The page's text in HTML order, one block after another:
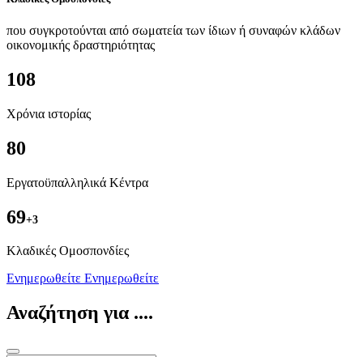
που συγκροτούνται από σωματεία των ίδιων ή συναφών κλάδων
οικονομικής δραστηριότητας
108
Χρόνια ιστορίας
80
Εργατοϋπαλληλικά Κέντρα
69+3
Kλαδικές Ομοσπονδίες
Ενημερωθείτε Ενημερωθείτε
Αναζήτηση για ....